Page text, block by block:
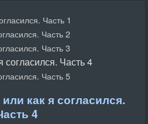
Часть 1
Часть 2
Часть 3
Часть 4
Часть 5
как я согласился.
4